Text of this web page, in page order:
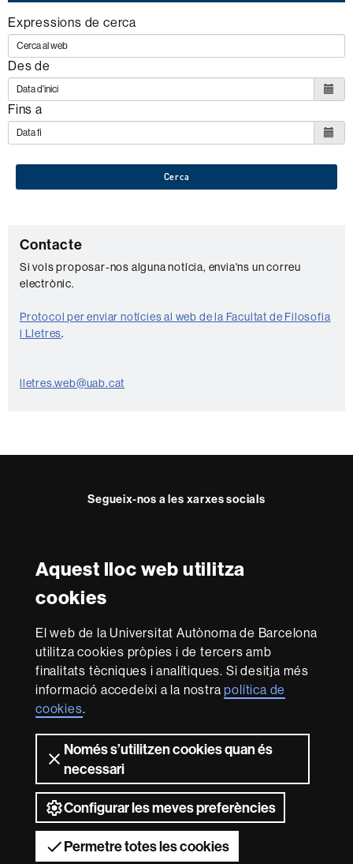
Aquest lloc web utilitza
cookies
El web de la Universitat Autònoma de Barcelona
utilitza cookies pròpies i de tercers amb
finalitats tècniques i analítiques. Si desitja més
informació accedeixi a la nostrapolítica de
cookies.
Només s’utilitzen cookies quan és
necessari
Configurar les meves preferències
Permetre totes les cookies
Expressions de cerca
Des de
Fins a
Cerca
C
o
n
t
a
t
Contacte
Si vols proposar-nos alguna notícia, envia'ns un correu
electrònic.
Protocol per enviar notícies al web de la Facultat de Filosofia
i Lletres.
lletres.web@uab.cat
Segueix-nos a les xarxes socials
FFLFFLFFLFFL
Reconeixement internacional de l'excel·lència
in
Research
-
Euraxess
Amb el finançament de
Sobre
aquest
web
Avís legal
web Accessibilitat web Mapa del web UAB
2026 Universitat Autònoma de Barcelona